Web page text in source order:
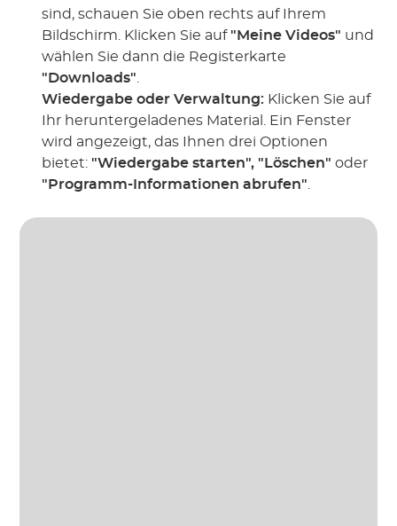
sind, schauen Sie oben rechts auf Ihrem
Bildschirm. Klicken Sie auf "Meine Videos" und
wählen Sie dann die Registerkarte
"Downloads"
Wiedergabe oder Verwaltung: Klicken Sie auf
Ihr heruntergeladenes Material. Ein Fenster
wird angezeigt, das Ihnen drei Optionen
bietet: "Wiedergabe starten", "Löschen" oder
"Programm-Informationen abrufen"